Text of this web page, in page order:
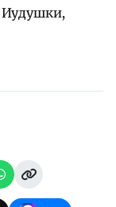
Иудушки,